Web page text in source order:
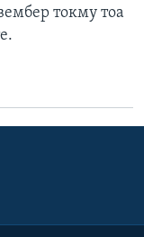
токму тоа